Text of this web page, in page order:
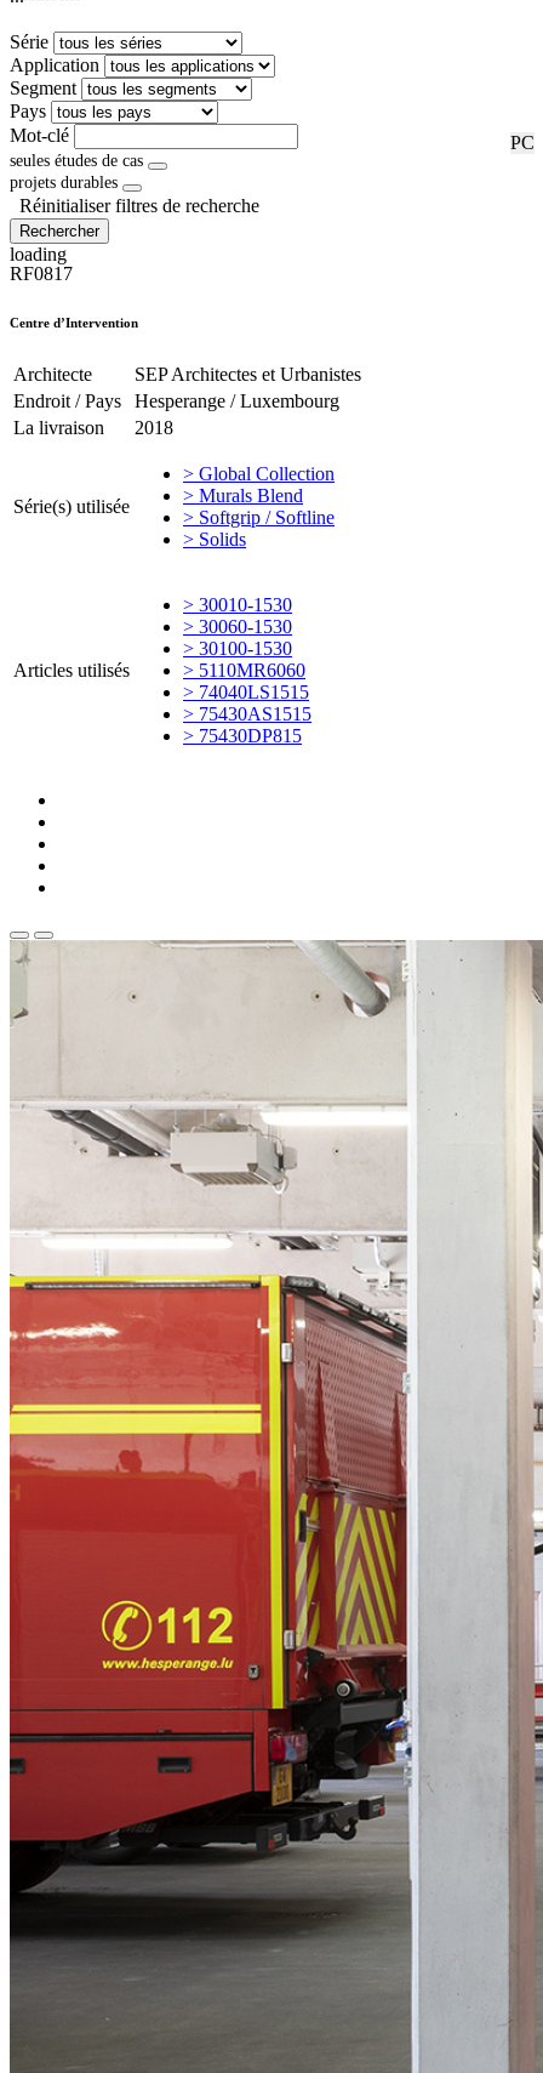
Série
Application
Segment
Pays
Mot-clé
RF
PC
seules études de cas
projets durables
Réinitialiser filtres de recherche
Rechercher
loading
RF0817
Centre d’Intervention
Architecte
SEP Architectes et Urbanistes
Endroit / Pays
Hesperange / Luxembourg
La livraison
2018
Série(s) utilisée
> Global Collection
> Murals Blend
> Softgrip / Softline
> Solids
Articles utilisés
> 30010-1530
> 30060-1530
> 30100-1530
> 5110MR6060
> 74040LS1515
> 75430AS1515
> 75430DP815